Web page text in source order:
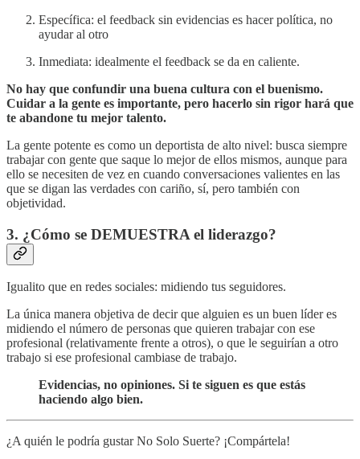
Específica: el feedback sin evidencias es hacer política, no
ayudar al otro
Inmediata: idealmente el feedback se da en caliente.
No hay que confundir una buena cultura con el buenismo.
Cuidar a la gente es importante, pero hacerlo sin rigor hará que
te abandone tu mejor talento.
La gente potente es como un deportista de alto nivel: busca siempre
trabajar con gente que saque lo mejor de ellos mismos, aunque para
ello se necesiten de vez en cuando conversaciones valientes en las
que se digan las verdades con cariño, sí, pero también con
objetividad.
3. ¿Cómo se DEMUESTRA el liderazgo?
Igualito que en redes sociales: midiendo tus seguidores.
La única manera objetiva de decir que alguien es un buen líder es
midiendo el número de personas que quieren trabajar con ese
profesional (relativamente frente a otros), o que le seguirían a otro
trabajo si ese profesional cambiase de trabajo.
Evidencias, no opiniones. Si te siguen es que estás
haciendo algo bien.
¿A quién le podría gustar No Solo Suerte? ¡Compártela!